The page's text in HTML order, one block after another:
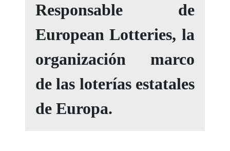
Responsable de
European Lotteries, la
organización marco
de las loterías estatales
de Europa.